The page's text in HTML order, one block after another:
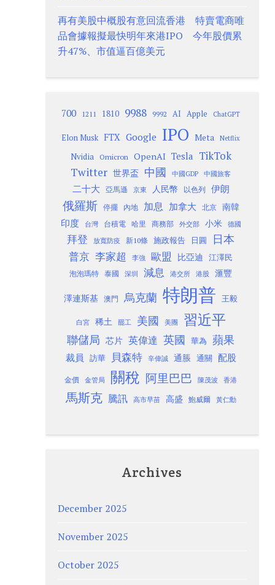
再有美股中概股有意回流香港 特賣電商唯
品會據報擬最快明年來港IPO 今年股價累
升47%、市值逼百億美元
700 1211 1810 9988 9992 AI Apple ChatGPT
Elon Musk FTX Google IPO Meta Netflix
Nvidia Omicron OpenAI Tesla TikTok
Twitter 世界盃 中國 中國GDP 中國旅客
二十大 亞馬遜 京東 人民幣 以色列 伊朗
俄羅斯 停擺 內地 加息 加拿大 北京
南韓
印度
台灣 台積電 哈里 商務部 外交部 小米 德國
拜登 放寬防疫 新10條 施政報告 日圓 日本
普京 李家超 李強 歐盟 比亞迪 江澤民
泡泡瑪特 泰國 深圳 減息 港交所 港股 滙豐
澤連斯基 澳門 烏克蘭 特朗普 王毅
白宮 稀土 罷工 美國 美團 習近平
聯儲局 芯片 英偉達 英國 華為 蘋果
裁員 訪華 貝森特 辛偉誠 通脹 通關 配股
金價 金管局 關稅 阿里巴巴 陳茂波 香港
馬斯克 騰訊 高市早苗 高盛 鮑威爾 黃仁勳
Archives
December 2025
November 2025
October 2025